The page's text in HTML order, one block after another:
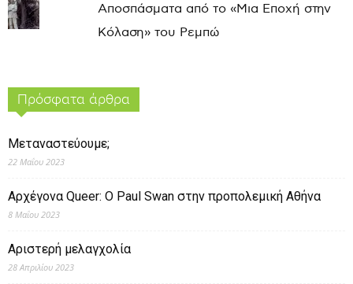
Αποσπάσματα από το «Μια Εποχή στην
Κόλαση» του Ρεμπώ
Πρόσφατα άρθρα
Μεταναστεύουμε;
22 Μαΐου 2023
Αρχέγονα Queer: O Paul Swan στην προπολεμική Αθήνα
8 Μαΐου 2023
Αριστερή μελαγχολία
28 Απριλίου 2023